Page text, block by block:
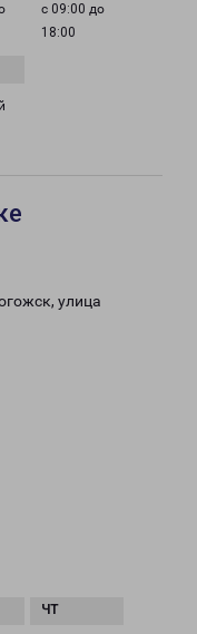
с 09:00 до
18:00
улица